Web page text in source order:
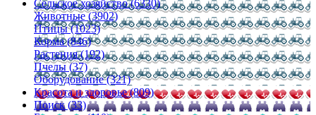
Сельское хозяйство (6330)
Животные (3902)
Птицы (1023)
Корма (846)
Растения (192)
Пчелы (37)
Оборудование (321)
Красота и здоровье (809)
Поиск (33)